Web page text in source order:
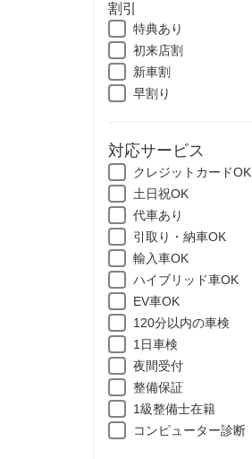
割引
特典あり
初来店割
新車割
早割り
対応サービス
クレジットカードOK
土日祝OK
代車あり
引取り・納車OK
輸入車OK
ハイブリッド車OK
EV車OK
120分以内の車検
1日車検
夜間受付
整備保証
1級整備士在籍
コンピューター診断